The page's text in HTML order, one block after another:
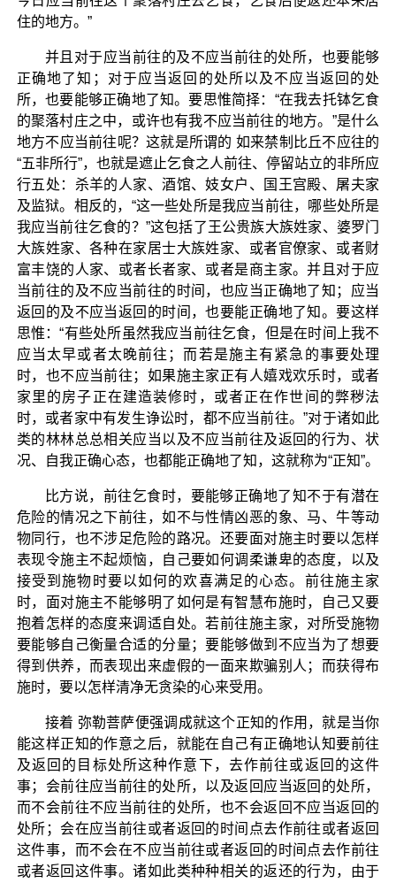
住的地方。”
并且对于应当前往的及不应当前往的处所，也要能够
正确地了知；对于应当返回的处所以及不应当返回的处
所，也要能够正确地了知。要思惟简择：“在我去托钵乞食
的聚落村庄之中，或许也有我不应当前往的地方。”是什么
地方不应当前往呢？这就是所谓的 如来禁制比丘不应往的
“五非所行”，也就是遮止乞食之人前往、停留站立的非所应
行五处：杀羊的人家、酒馆、妓女户、国王宫殿、屠夫家
及监狱。相反的，“这一些处所是我应当前往，哪些处所是
我应当前往乞食的？”这包括了王公贵族大族姓家、婆罗门
大族姓家、各种在家居士大族姓家、或者官僚家、或者财
富丰饶的人家、或者长者家、或者是商主家。并且对于应
当前往的及不应当前往的时间，也应当正确地了知；应当
返回的及不应当返回的时间，也要能正确地了知。要这样
思惟：“有些处所虽然我应当前往乞食，但是在时间上我不
应当太早或者太晚前往；而若是施主有紧急的事要处理
时，也不应当前往；如果施主家正有人嬉戏欢乐时，或者
家里的房子正在建造装修时，或者正在作世间的弊秽法
时，或者家中有发生诤讼时，都不应当前往。”对于诸如此
类的林林总总相关应当以及不应当前往及返回的行为、状
况、自我正确心态，也都能正确地了知，这就称为“正知”。
比方说，前往乞食时，要能够正确地了知不于有潜在
危险的情况之下前往，如不与性情凶恶的象、马、牛等动
物同行，也不涉足危险的路况。还要面对施主时要以怎样
表现令施主不起烦恼，自己要如何调柔谦卑的态度，以及
接受到施物时要以如何的欢喜满足的心态。前往施主家
时，面对施主不能够明了如何是有智慧布施时，自己又要
抱着怎样的态度来调适自处。若前往施主家，对所受施物
要能够自己衡量合适的分量；要能够做到不应当为了想要
得到供养，而表现出来虚假的一面来欺骗别人；而获得布
施时，要以怎样清净无贪染的心来受用。
接着 弥勒菩萨便强调成就这个正知的作用，就是当你
能这样正知的作意之后，就能在自己有正确地认知要前往
及返回的目标处所这种作意下，去作前往或返回的这件
事；会前往应当前往的处所，以及返回应当返回的处所，
而不会前往不应当前往的处所，也不会返回不应当返回的
处所；会在应当前往或者返回的时间点去作前往或者返回
这件事，而不会在不应当前往或者返回的时间点去作前往
或者返回这件事。诸如此类种种相关的返还的行为，由于